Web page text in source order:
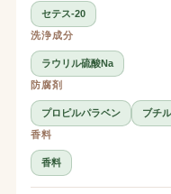
セテス-20
洗浄成分
ラウリル硫酸Na
防腐剤
プロピルパラベン ブチ
香料
香料